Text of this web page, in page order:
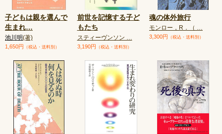
子どもは親を選んで
生まれ…
池川明(著)
1,650円 （税込・送料別）
前世を記憶する子ど
もたち
スティーヴンソン …
3,190円 （税込・送料別）
魂の体外旅行
モンロー，R．（ …
3,300円 （税込・送料別）